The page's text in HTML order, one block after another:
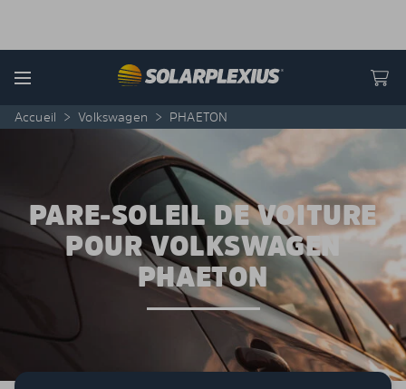
Menu
Accueil > Volkswagen > PHAETON
PARE-SOLEIL DE VOITURE
POUR VOLKSWAGEN
PHAETON